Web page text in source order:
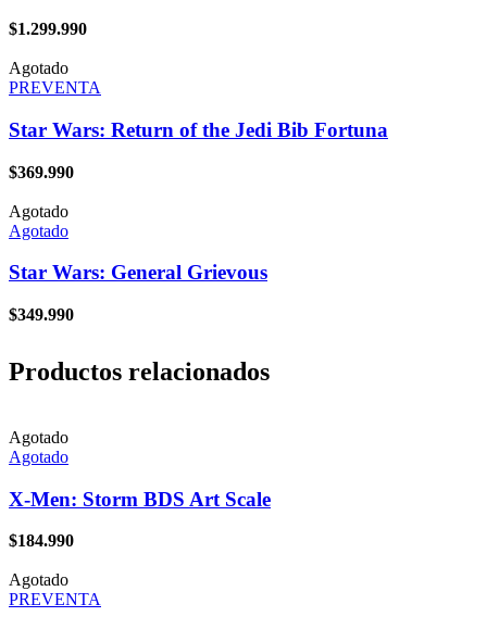
$1.299.990
Agotado
PREVENTA
Star Wars: Return of the Jedi Bib Fortuna
$369.990
Agotado
Agotado
Star Wars: General Grievous
$349.990
Productos relacionados
Agotado
Agotado
X-Men: Storm BDS Art Scale
$184.990
Agotado
PREVENTA